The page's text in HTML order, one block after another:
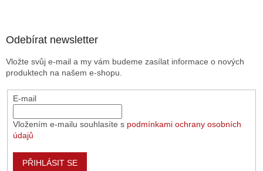
Odebírat newsletter
Vložte svůj e-mail a my vám budeme zasílat informace o nových
produktech na našem e-shopu.
E-mail
Vložením e-mailu souhlasíte s podmínkami ochrany osobních
údajů
PŘIHLÁSIT SE